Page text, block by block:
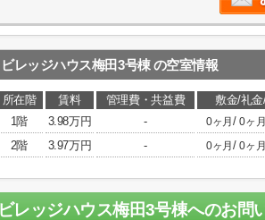
ビレッジハウス梅田3号棟 の空室情報
所在階 賃料 管理費・共益費 敷金/礼金
1階
3.98万円 - 0ヶ月/0ヶ
2階
3.97万円 - 0ヶ月/0ヶ
ビレッジハウス梅田3号棟へのお問